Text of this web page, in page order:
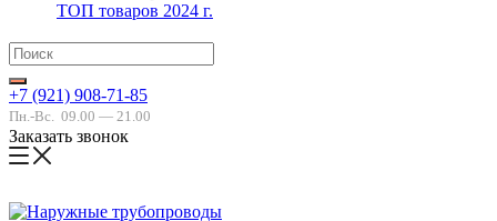
ТОП товаров 2024 г.
+7 (921) 908-71-85
Пн.-Вс. 09.00 — 21.00
Заказать звонок